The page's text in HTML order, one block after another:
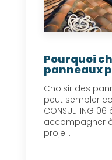
Pourquoi
panneaux
Choisir des
peut sembler
CONSULTING
accompagner
proje...